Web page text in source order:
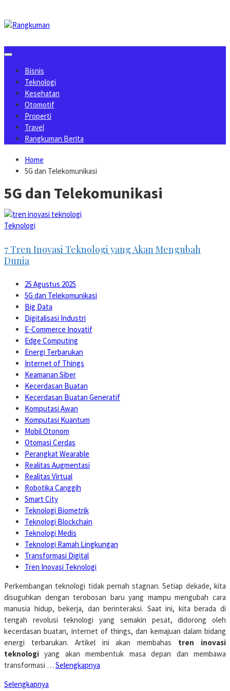
to
content
Bisnis
Teknologi
Kesehatan
Otomotif
Properti
Travel
Rangkuman Berita
Home
5G dan Telekomunikasi
5G dan Telekomunikasi
Teknologi
7 Tren Inovasi Teknologi yang Akan Mengubah
Dunia
25 Agustus 2025
5G dan Telekomunikasi
Big Data
Digitalisasi Industri
E-Commerce Inovatif
Edge Computing
Energi Terbarukan
Internet of Things
Keamanan Siber
Kecerdasan Buatan
Kecerdasan Buatan Generatif
Komputasi Awan
Komputasi Kuantum
Mobil Otonom
Otomasi Cerdas
Perangkat Wearable
Realitas Augmentasi
Realitas Virtual
Robotika Canggih
Smart City
Teknologi Biometrik
Teknologi Blockchain
Teknologi Medis
Teknologi Ramah Lingkungan
Transformasi Digital
Tren Inovasi Teknologi
Perkembangan teknologi tidak pernah stagnan. Setiap dekade, kita
disuguhkan dengan terobosan baru yang mampu mengubah cara
manusia hidup, bekerja, dan berinteraksi. Saat ini, kita berada di
tengah revolusi teknologi yang semakin pesat, didorong oleh
kecerdasan buatan, internet of things, dan kemajuan dalam bidang
energi terbarukan. Artikel ini akan membahas tren inovasi
teknologi yang akan membentuk masa depan dan membawa
transformasi … Selengkapnya
Selengkapnya